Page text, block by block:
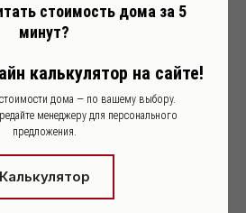
Коммерческие
стоимость дома за 5
минут?
калькулятор на сайте!
дома — по вашему выбору.
менеджеру для персонального
предложения.
Калькулятор